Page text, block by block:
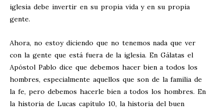
iglesia debe invertir en su propia vida y en su propia
gente.
Ahora, no estoy diciendo que no tenemos nada que ver
con la gente que está fuera de la iglesia. En Gálatas el
Apóstol Pablo dice que debemos hacer bien a todos los
hombres, especialmente aquellos que son de la familia de
la fe, pero debemos hacerle bien a todos los hombres. En
la historia de Lucas capítulo 10, la historia del buen